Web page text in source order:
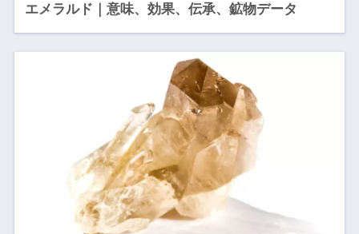
エメラルド｜意味、効果、伝承、鉱物データ